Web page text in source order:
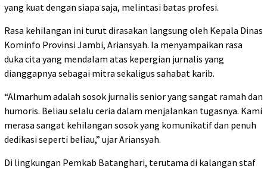
yang kuat dengan siapa saja, melintasi batas profesi.
Rasa kehilangan ini turut dirasakan langsung oleh Kepala Dinas
Kominfo Provinsi Jambi, Ariansyah. Ia menyampaikan rasa
duka cita yang mendalam atas kepergian jurnalis yang
dianggapnya sebagai mitra sekaligus sahabat karib.
“Almarhum adalah sosok jurnalis senior yang sangat ramah dan
humoris. Beliau selalu ceria dalam menjalankan tugasnya. Kami
merasa sangat kehilangan sosok yang komunikatif dan penuh
dedikasi seperti beliau,” ujar Ariansyah.
Di lingkungan Pemkab Batanghari, terutama di kalangan staf